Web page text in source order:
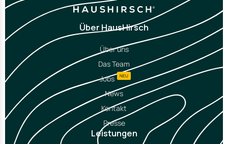
Über HausHirsch
Über uns
Das Team
Jobs
NEU
News
Kontakt
Presse
Leistungen